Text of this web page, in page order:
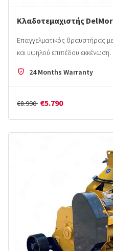
Κλαδοτεμαχιστής
Επαγγελματικός θραυστήρας
και υψηλού επιπέδου εκκένωση.
24 Months Warranty
€8.990 €5.790